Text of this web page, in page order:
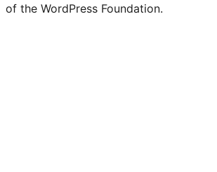
of the WordPress Foundation.